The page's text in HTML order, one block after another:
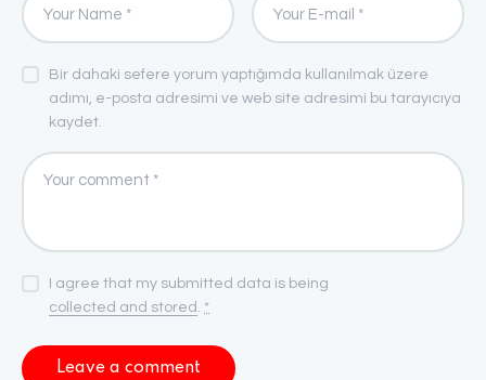
Bir dahaki sefere yorum yaptığımda kullanılmak üzere
adımı, e-posta adresimi ve web site adresimi bu tarayıcıya
kaydet.
I agree that my submitted data is being
collected and stored
*